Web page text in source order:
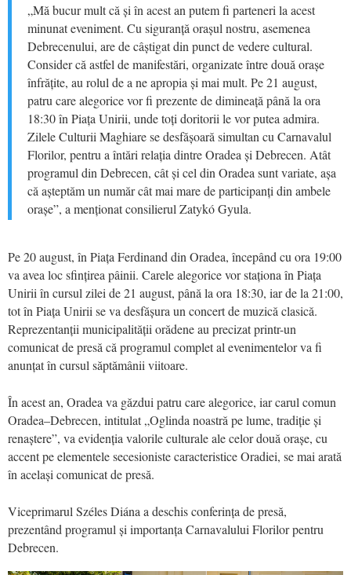
„Mă bucur mult că și în acest an putem fi parteneri la acest
minunat eveniment. Cu siguranță orașul nostru, asemenea
Debrecenului, are de câștigat din punct de vedere cultural.
Consider că astfel de manifestări, organizate între două orașe
înfrățite, au rolul de a ne apropia și mai mult. Pe 21 august,
patru care alegorice vor fi prezente de dimineață până la ora
18:30 în Piața Unirii, unde toți doritorii le vor putea admira.
Zilele Culturii Maghiare se desfășoară simultan cu Carnavalul
Florilor, pentru a întări relația dintre Oradea și Debrecen. Atât
programul din Debrecen, cât și cel din Oradea sunt variate, așa
că așteptăm un număr cât mai mare de participanți din ambele
orașe”, a menționat consilierul Zatykó Gyula.
Pe 20 august, în Piața Ferdinand din Oradea, începând cu ora 19:00
va avea loc sfințirea pâinii. Carele alegorice vor staționa în Piața
Unirii în cursul zilei de 21 august, până la ora 18:30, iar de la 21:00,
tot în Piața Unirii se va desfășura un concert de muzică clasică.
Reprezentanții municipalității orădene au precizat printr-un
comunicat de presă că programul complet al evenimentelor va fi
anunțat în cursul săptămânii viitoare.
În acest an, Oradea va găzdui patru care alegorice, iar carul comun
Oradea–Debrecen, intitulat „Oglinda noastră pe lume, tradiție și
renaștere”, va evidenția valorile culturale ale celor două orașe, cu
accent pe elementele secesioniste caracteristice Oradiei, se mai arată
în același comunicat de presă.
Viceprimarul Széles Diána a deschis conferința de presă,
prezentând programul și importanța Carnavalului Florilor pentru
Debrecen.